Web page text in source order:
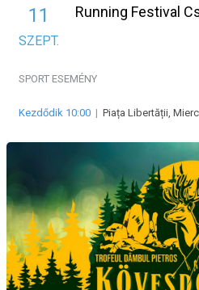
11
SZEPT.
Running Festival
SPORT ESEMÉNY
Kezdődik 10:00 | Piața Libertății,